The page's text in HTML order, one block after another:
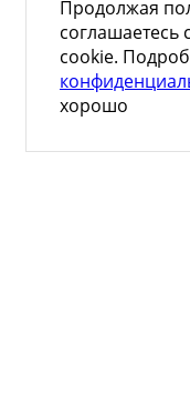
Продолжая
соглашаетесь
cookie.
хорошо